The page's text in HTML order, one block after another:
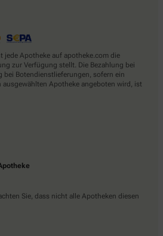
jede Apotheke auf apotheke.com die
zur Verfügung stellt. Die Bezahlung bei
bei Botendienstlieferungen, sofern ein
Apotheke angeboten wird, ist
Sie, dass nicht alle Apotheken diesen